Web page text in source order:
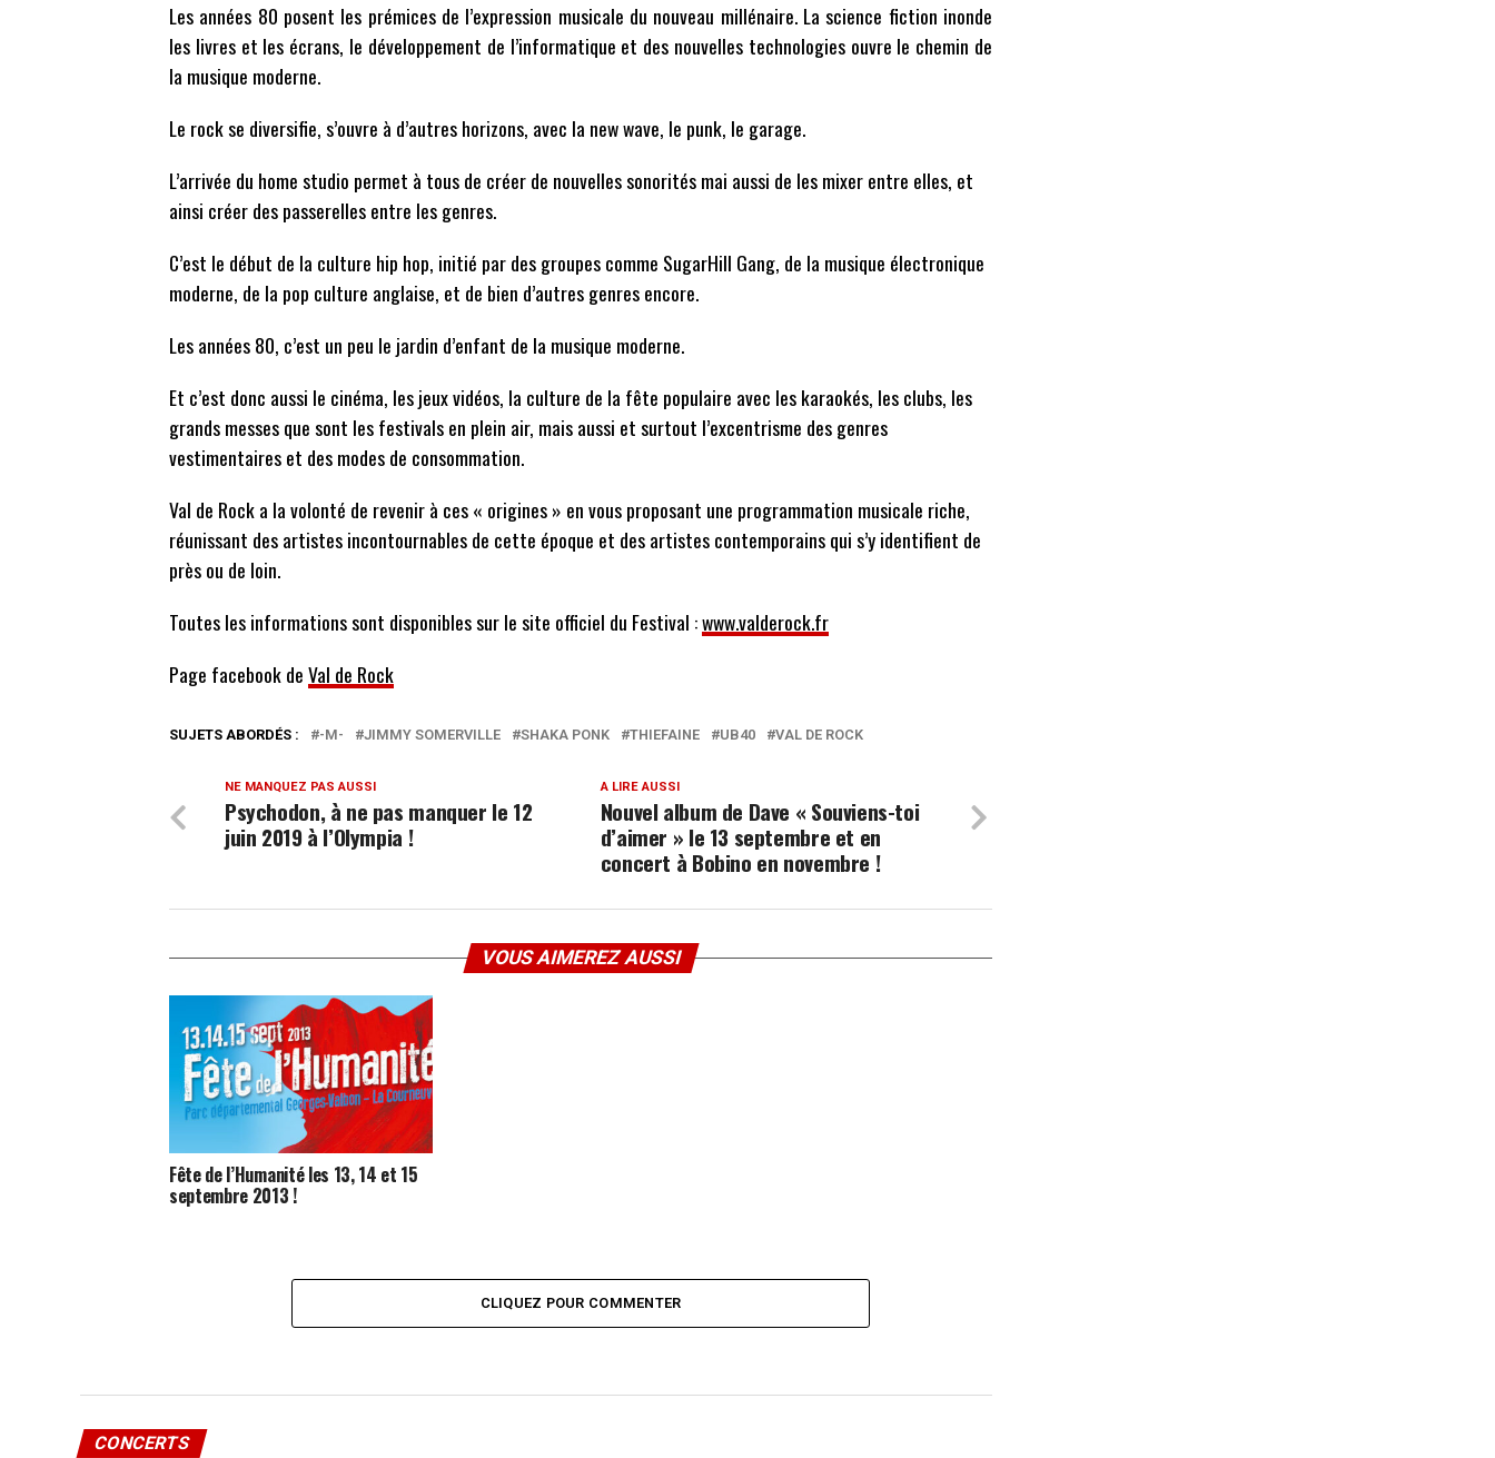
Les années 80 posent les prémices de l’expression musicale du nouveau millénaire. La science fiction inonde
les livres et les écrans, le développement de l’informatique et des nouvelles technologies ouvre le chemin de
la musique moderne.
Le rock se diversifie, s’ouvre à d’autres horizons, avec la new wave, le punk, le garage.
L’arrivée du home studio permet à tous de créer de nouvelles sonorités mai aussi de les mixer entre elles, et
ainsi créer des passerelles entre les genres.
C’est le début de la culture hip hop, initié par des groupes comme SugarHill Gang, de la musique électronique
moderne, de la pop culture anglaise, et de bien d’autres genres encore.
Les années 80, c’est un peu le jardin d’enfant de la musique moderne.
Et c’est donc aussi le cinéma, les jeux vidéos, la culture de la fête populaire avec les karaokés, les clubs, les
grands messes que sont les festivals en plein air, mais aussi et surtout l’excentrisme des genres
vestimentaires et des modes de consommation.
Val de Rock a la volonté de revenir à ces « origines » en vous proposant une programmation musicale riche,
réunissant des artistes incontournables de cette époque et des artistes contemporains qui s’y identifient de
près ou de loin.
Toutes les informations sont disponibles sur le site officiel du Festival :www.valderock.fr
Page facebook deVal de Rock
SUJETS ABORDÉS : -M- JIMMY SOMERVILLE SHAKA PONK THIEFAINE UB40 VAL DE ROCK
A LIRE AUSSI
Nouvel album de Dave « Souviens-toi
d’aimer » le 13 septembre et en
concert à Bobino en novembre !
NE MANQUEZ PAS AUSSI
Psychodon, à ne pas manquer le 12
juin 2019 à l’Olympia !
VOUS AIMEREZ AUSSI
Fête de l’Humanité les 13, 14 et 15
septembre 2013 !
CLIQUEZ POUR COMMENTER
CONCERTS